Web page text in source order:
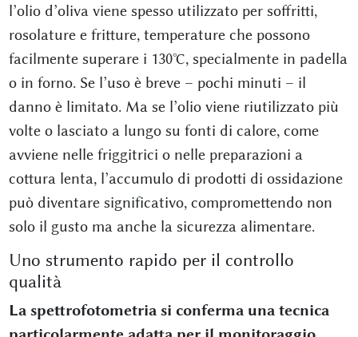
l’olio d’oliva viene spesso utilizzato per soffritti,
rosolature e fritture, temperature che possono
facilmente superare i 130°C, specialmente in padella
o in forno. Se l’uso è breve – pochi minuti – il
danno è limitato. Ma se l’olio viene riutilizzato più
volte o lasciato a lungo su fonti di calore, come
avviene nelle friggitrici o nelle preparazioni a
cottura lenta, l’accumulo di prodotti di ossidazione
può diventare significativo, compromettendo non
solo il gusto ma anche la sicurezza alimentare.
Uno strumento rapido per il controllo
qualità
La spettrofotometria si conferma una tecnica